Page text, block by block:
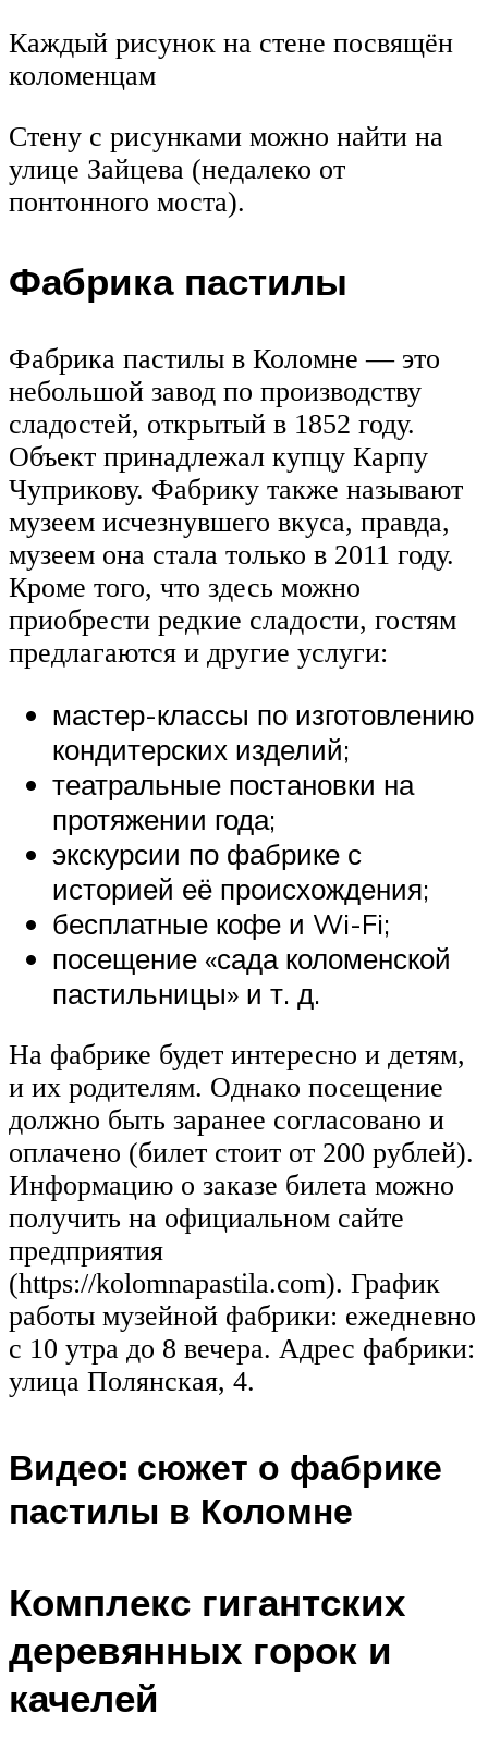
Каждый рисунок на стене посвящён
коломенцам
Стену с рисунками можно найти на
улице Зайцева (недалеко от
понтонного моста).
Фабрика пастилы
Фабрика пастилы в Коломне — это
небольшой завод по производству
сладостей, открытый в 1852 году.
Объект принадлежал купцу Карпу
Чуприкову. Фабрику также называют
музеем исчезнувшего вкуса, правда,
музеем она стала только в 2011 году.
Кроме того, что здесь можно
приобрести редкие сладости, гостям
предлагаются и другие услуги:
мастер-классы по изготовлению
кондитерских изделий;
театральные постановки на
протяжении года;
экскурсии по фабрике с
историей её происхождения;
бесплатные кофе и Wi-Fi;
посещение «сада коломенской
пастильницы» и т. д.
На фабрике будет интересно и детям,
и их родителям. Однако посещение
должно быть заранее согласовано и
оплачено (билет стоит от 200 рублей).
Информацию о заказе билета можно
получить на официальном сайте
предприятия
(https://kolomnapastila.com). График
работы музейной фабрики: ежедневно
с 10 утра до 8 вечера. Адрес фабрики:
улица Полянская, 4.
Видео: сюжет о фабрике
пастилы в Коломне
Комплекс гигантских
деревянных горок и
качелей